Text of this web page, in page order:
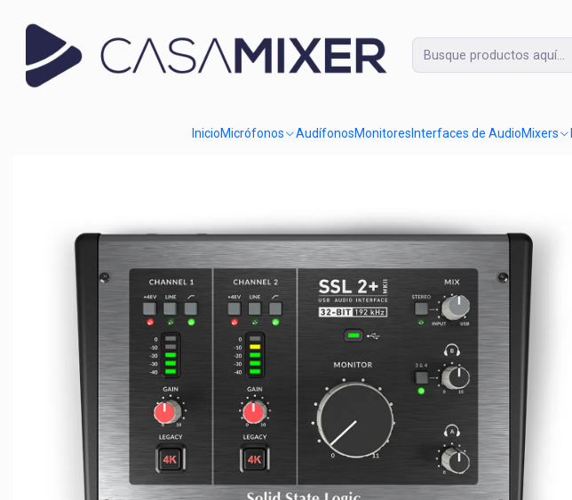
InicioMicrófonos AudífonosMonitores Interfaces de AudioMixers
Inicio Catálogo